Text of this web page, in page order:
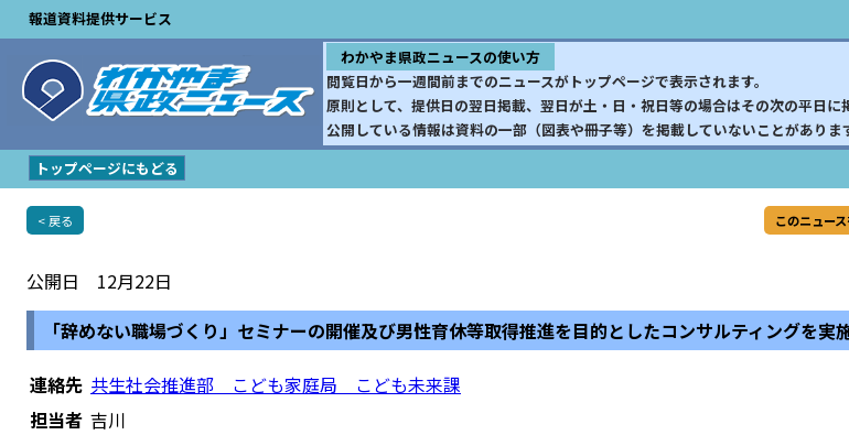
報道資料提供サービス
わかやま県政ニュースの使い方
閲覧日から一週間前までのニュースがトップページで表示されます。
原則として、提供日の翌日掲載、翌日が土・日・祝日等の場合はその次の平日に
公開している情報は資料の一部（図表や冊子等）を掲載していないことがありま
トップページにもどる
< 戻る このニュー
公開日 12月22日
「辞めない職場づくり」セミナーの開催及び男性育休等取得推進を目的としたコンサルティングを実
連絡先 共生社会推進部 こども家庭局 こども未来課
担当者 吉川